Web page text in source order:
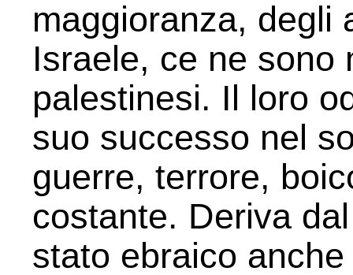
maggioranza, degli
Israele, ce ne sono
palestinesi. Il loro
suo successo nel
guerre, terrore,
costante. Deriva
stato ebraico